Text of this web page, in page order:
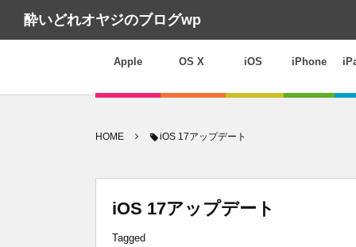
酔いどれオヤジのブログwp
Apple OS X iOS iPhone
HOME iOS 17アップデート
iOS 17アップデート
Tagged